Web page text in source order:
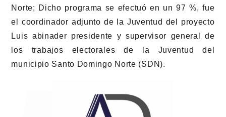
Norte; Dicho programa se efectuó en un 97 %, fue
el coordinador adjunto de la Juventud del proyecto
Luis abinader presidente y supervisor general de
los trabajos electorales de la Juventud del
municipio Santo Domingo Norte (SDN).